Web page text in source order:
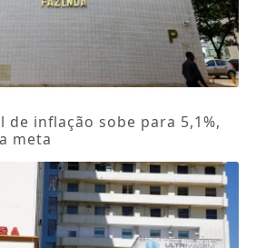
de inflação sobe para 5,1%,
meta